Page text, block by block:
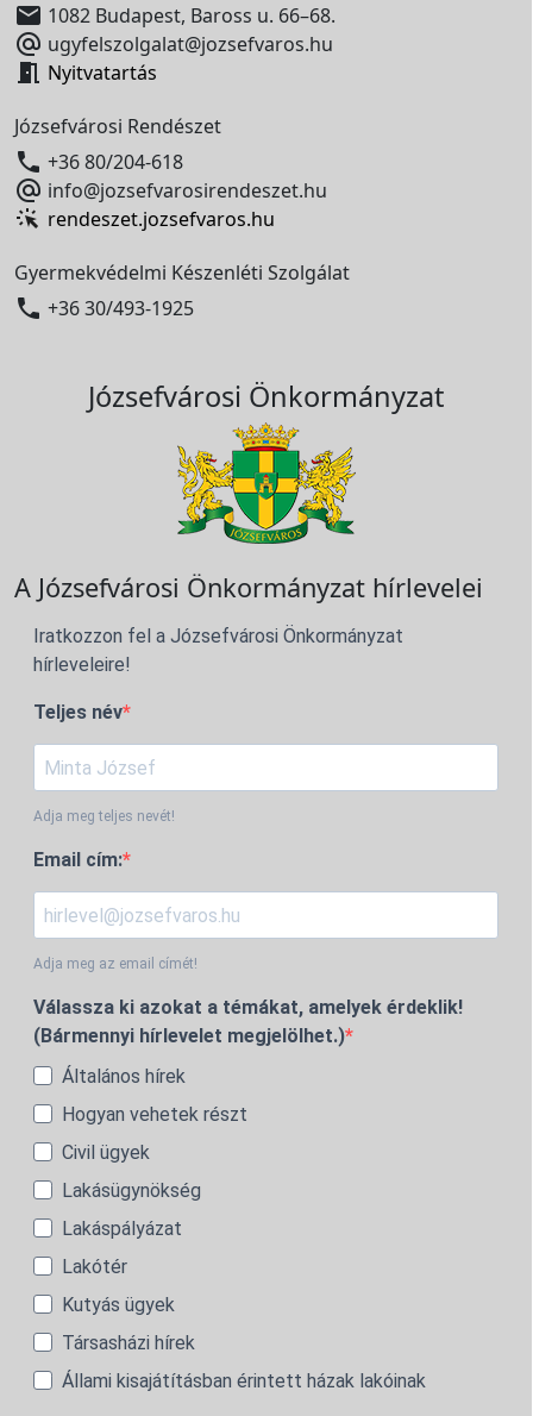
 1082 Budapest, Baross u. 66–68.
 ugyfelszolgalat@jozsefvaros.hu
 Nyitvatartás
Józsefvárosi Rendészet
 +36 80/204-618
 info@jozsefvarosirendeszet.hu
rendeszet.jozsefvaros.hu
Gyermekvédelmi Készenléti Szolgálat
 +36 30/493-1925
Józsefvárosi Önkormányzat
A Józsefvárosi Önkormányzat hírlevelei
Iratkozzon fel a Józsefvárosi Önkormányzat
hírleveleire!
Teljes név
Adja meg teljes nevét!
Email cím:
Adja meg az email címét!
Válassza ki azokat a témákat, amelyek érdeklik!
(Bármennyi hírlevelet megjelölhet.)
Általános hírek
Hogyan vehetek részt
Civil ügyek
Lakásügynökség
Lakáspályázat
Lakótér
Kutyás ügyek
Társasházi hírek
Állami kisajátításban érintett házak lakóinak